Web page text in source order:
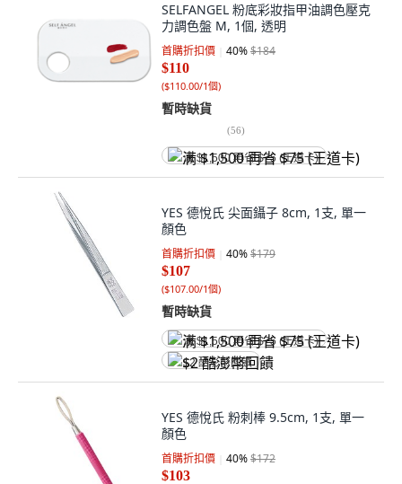
SELFANGEL 粉底彩妝指甲油調色壓克
力調色盤 M, 1個, 透明
首購折扣價 40%$184
$110
($110.00/1個)
暫時缺貨
(56)
满 $1,500 再省 $75 (王道卡)
YES 德悅氏 尖面鑷子 8cm, 1支, 單一
顏色
首購折扣價 40%$179
$107
($107.00/1個)
暫時缺貨
满 $1,500 再省 $75 (王道卡)
$2 酷澎幣回饋
YES 德悅氏 粉刺棒 9.5cm, 1支, 單一
顏色
首購折扣價 40%$172
$103